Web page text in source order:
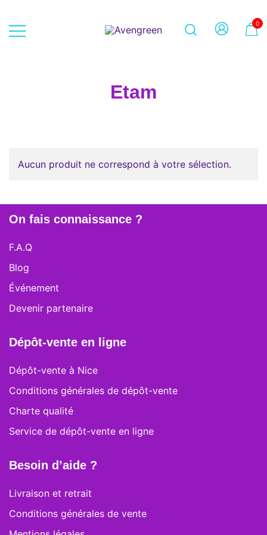
content
0
Etam
Aucun produit ne correspond à votre sélection.
On fais connaissance ?
F.A.Q
Blog
Événement
Devenir partenaire
Dépôt-vente en ligne
Dépôt-vente à Nice
Conditions générales de dépôt-vente
Charte qualité
Service de dépôt-vente en ligne
Besoin d’aide ?
Livraison et retrait
Conditions générales de vente